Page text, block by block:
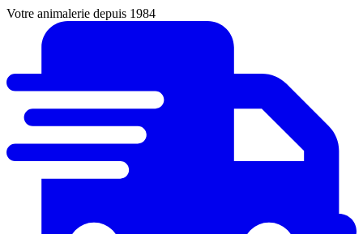
Votre animalerie depuis 1984